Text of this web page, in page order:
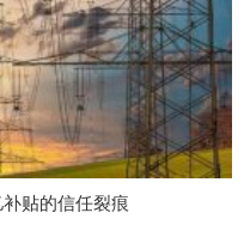
贴的信任裂痕